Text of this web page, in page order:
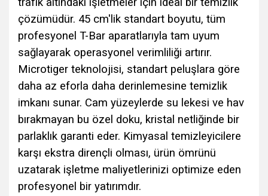
çözümüdür. 45 cm'lik standart boyutu, tüm
profesyonel T-Bar aparatlarıyla tam uyum
sağlayarak operasyonel verimliliği artırır.
Microtiger teknolojisi, standart peluşlara göre
daha az eforla daha derinlemesine temizlik
imkanı sunar. Cam yüzeylerde su lekesi ve hav
bırakmayan bu özel doku, kristal netliğinde bir
parlaklık garanti eder. Kimyasal temizleyicilere
karşı ekstra dirençli olması, ürün ömrünü
uzatarak işletme maliyetlerinizi optimize eden
profesyonel bir yatırımdır.